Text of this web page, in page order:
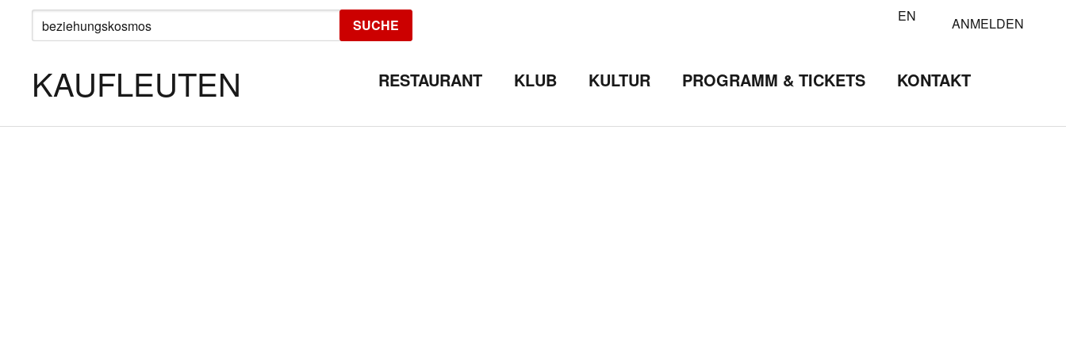
SUCHE
NACH:
SUCHE EN ANMELDEN
KAUFLEUTEN RESTAURANT KLUB KULTUR PROGRAMM & TICKETS KONTAKT